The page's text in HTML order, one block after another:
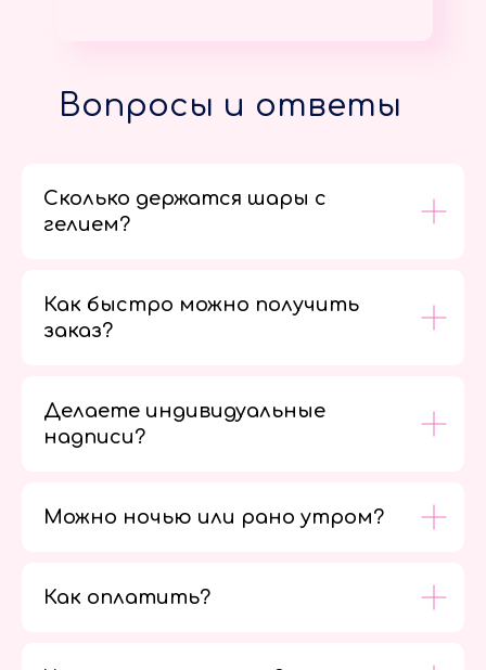
Вопросы и ответы
Сколько держатся шары с
гелием?
Как быстро можно получить
заказ?
Делаете индивидуальные
надписи?
Можно ночью или рано утром?
Как оплатить?